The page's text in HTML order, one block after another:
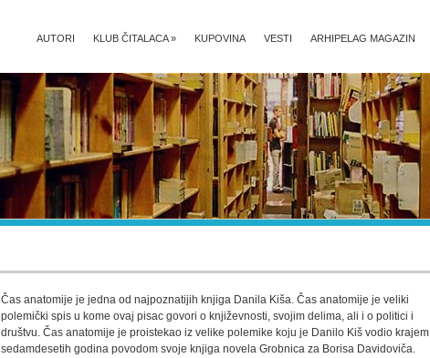
ARHIPELAG MAGAZIN
VESTI
KUPOVINA
KLUB ČITALACA»
AUTORI
Čas anatomije je jedna od najpoznatijih knjiga Danila Kiša. Čas anatomije je veliki
polemički spis u kome ovaj pisac govori o književnosti, svojim delima, ali i o politici i
društvu. Čas anatomije je proistekao iz velike polemike koju je Danilo Kiš vodio krajem
sedamdesetih godina povodom svoje knjiga novela Grobnica za Borisa Davidoviča.